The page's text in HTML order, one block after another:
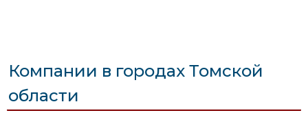
Компании в городах Томской
области